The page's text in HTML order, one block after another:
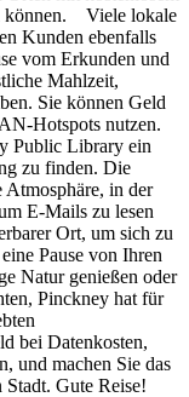
können. Viele lokale
Kunden ebenfalls
vom Erkunden und
Mahlzeit,
Sie können Geld
Hotspots nutzen.
Public Library ein
zu finden. Die
in der
E-Mails zu lesen
Ort, um sich zu
Pause von Ihren
Natur genießen oder
Pinckney hat für
bei Datenkosten,
und machen Sie das
Stadt. Gute Reise!